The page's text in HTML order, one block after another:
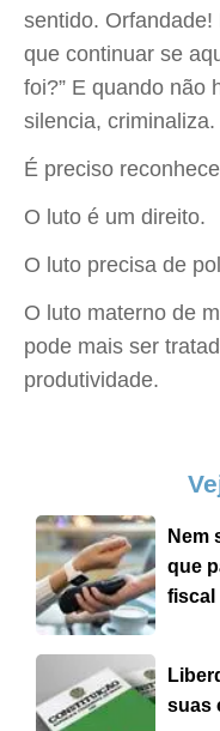
sentido. Orfandade!
que continuar se
foi?” E quando não
silencia, criminaliza.
É preciso
O luto é um direito.
O luto precisa de
O luto materno de
pode mais ser
produtividade.
Nem
que
fiscal
suas